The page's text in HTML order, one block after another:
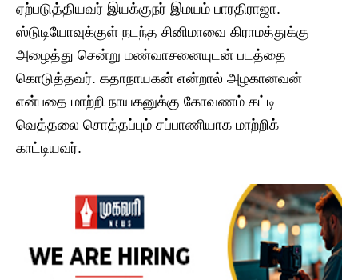
ஏற்படுத்தியவர் இயக்குநர் இமயம் பாரதிராஜா.
ஸ்டுடியோவுக்குள் நடந்த சினிமாவை கிராமத்துக்கு
அழைத்து சென்று மண்வாசனையுடன் படத்தை
கொடுத்தவர். கதாநாயகன் என்றால் அழகானவன்
என்பதை மாற்றி நாயகனுக்கு கோவணம் கட்டி
வெத்தலை சொத்தப்பும் சப்பாணியாக மாற்றிக்
காட்டியவர்.